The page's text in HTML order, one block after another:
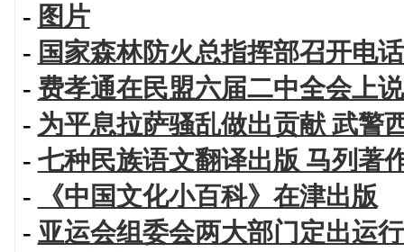
- 图片
- 国家森林防火总指挥部召开电
- 费孝通在民盟六届二中全会上
- 为平息拉萨骚乱做出贡献 武警
- 七种民族语文翻译出版 马列著
-
《中国文化小百科》在津出版
- 亚运会组委会两大部门定出运